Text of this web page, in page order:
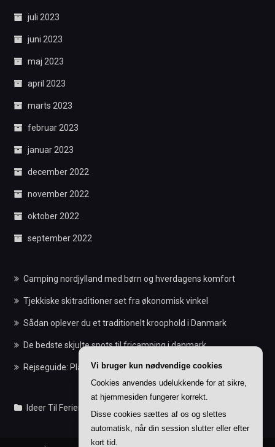
juli 2023
juni 2023
maj 2023
april 2023
marts 2023
februar 2023
januar 2023
december 2022
november 2022
oktober 2022
september 2022
Camping nordjylland med børn og hverdagens komfort
Tjekkiske skitraditioner set fra økonomisk vinkel
Sådan oplever du et traditionelt kroophold i Danmark
De bedste skjulte spots til fricamping i danmark
Rejseguide: Planlæg din tid korrekt med chiles klokkeslæt
Ideer Til Feriens Indlæg
Vi bruger kun nødvendige cookies
Cookies anvendes udelukkende for at sikre,
at hjemmesiden fungerer korrekt.
Disse cookies sættes af os og slettes
automatisk, når din session slutter eller efter
kort tid.